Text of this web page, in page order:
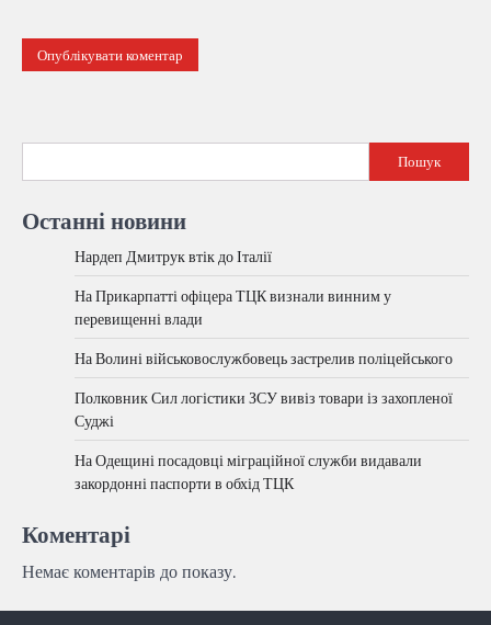
Пошук
Останні новини
Нардеп Дмитрук втік до Італії
На Прикарпатті офіцера ТЦК визнали винним у
перевищенні влади
На Волині військовослужбовець застрелив поліцейського
Полковник Сил логістики ЗСУ вивіз товари із захопленої
Суджі
На Одещині посадовці міграційної служби видавали
закордонні паспорти в обхід ТЦК
Коментарі
Немає коментарів до показу.